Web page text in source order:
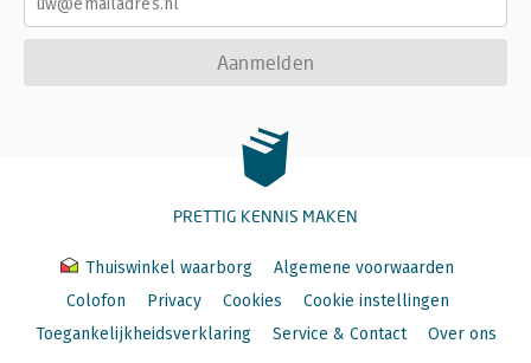
Aanmelden
PRETTIG KENNIS MAKEN
Thuiswinkel waarborg
Algemene voorwaarden
Colofon
Privacy Cookies
Cookie instellingen
Toegankelijkheidsverklaring
Service & Contact Over ons